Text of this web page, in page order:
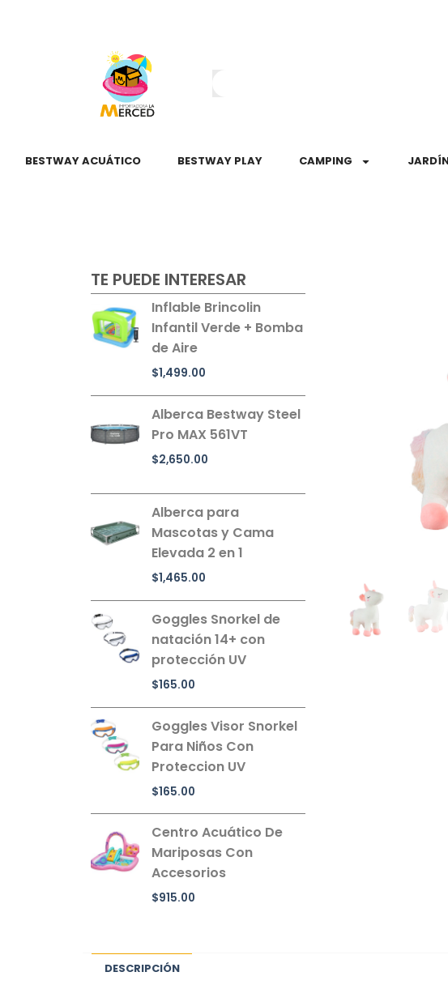
BESTWAY ACUÁTICO BESTWAY PLAY CAMPING
TE PUEDE INTERESAR
Inflable Brincolin
Infantil Verde + Bomba
de Aire
$1,499.00
Alberca Bestway Steel
Pro MAX 561VT
$2,650.00
Alberca para
Mascotas y Cama
Elevada 2 en 1
$1,465.00
Goggles Snorkel de
natación 14+ con
protección UV
$165.00
Goggles Visor Snorkel
Para Niños Con
Proteccion UV
$165.00
Centro Acuático De
Mariposas Con
Accesorios
$915.00
DESCRIPCIÓN